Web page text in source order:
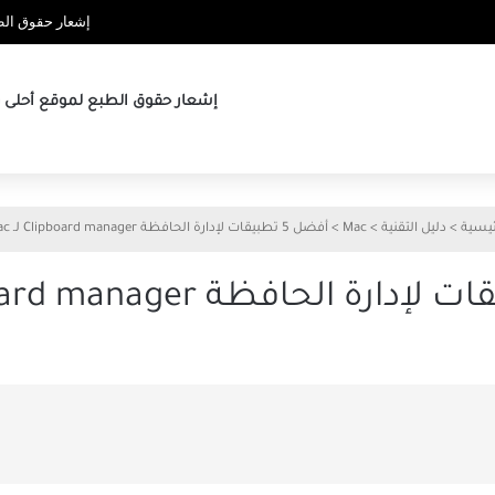
إشعار حقوق
إشعار حقوق الطبع لموقع أحلى
> دليل التقنية >
Mac
> أفضل 5 تطبيقات لإدارة الحافظة Clipboard manager لـ Mac